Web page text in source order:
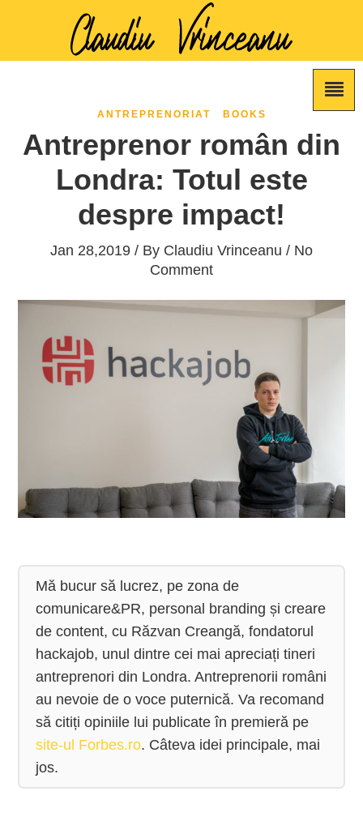
ANTREPRENORIAT BOOKS
Antreprenor român din
Londra: Totul este
despre impact!
Jan 28,2019 / By Claudiu Vrinceanu / No
Comment
Mă bucur să lucrez, pe zona de
comunicare&PR, personal branding și creare
de content, cu Răzvan Creangă, fondatorul
hackajob, unul dintre cei mai apreciați tineri
antreprenori din Londra. Antreprenorii români
au nevoie de o voce puternică. Va recomand
site-ul Forbes.ro. Câteva idei principale, mai